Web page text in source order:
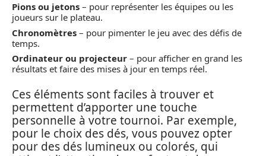
Pions ou jetons – pour représenter les équipes ou les
joueurs sur le plateau.
Chronomètres – pour pimenter le jeu avec des défis de
temps.
Ordinateur ou projecteur – pour afficher en grand les
résultats et faire des mises à jour en temps réel.
Ces éléments sont faciles à trouver et
permettent d’apporter une touche
personnelle à votre tournoi. Par exemple,
pour le choix des dés, vous pouvez opter
pour des dés lumineux ou colorés, qui